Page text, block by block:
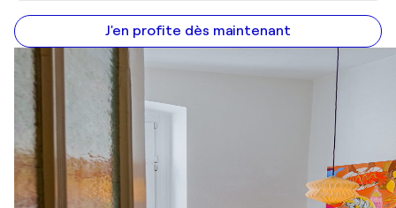
J'en profite dès maintenant